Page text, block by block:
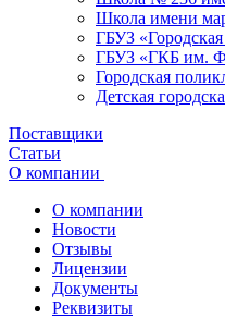
Школа имени
ГБУЗ
ГБУЗ «ГКБ им.
Городская
Детская
Поставщики
Статьи
О компании
О компании
Новости
Отзывы
Лицензии
Документы
Реквизиты